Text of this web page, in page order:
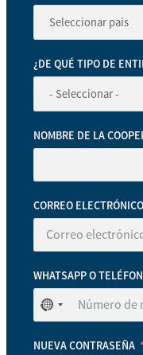
¿DE QUÉ TIPO DE
NOMBRE DE LA
CORREO ELECTRÓNICO
WHATSAPP O
No
se
ha
NUEVA CONTRASEÑA